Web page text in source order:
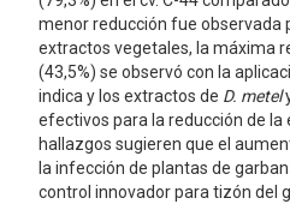
menor reducción fue observada
extractos vegetales, la máxima
(43,5%) se observó con la
indica y los extractos de D. metel
efectivos para la reducción de
hallazgos sugieren que el
la infección de plantas de
control innovador para tizón del